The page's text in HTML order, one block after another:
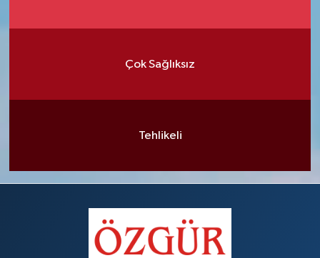
Çok Sağlıksız
Tehlikeli